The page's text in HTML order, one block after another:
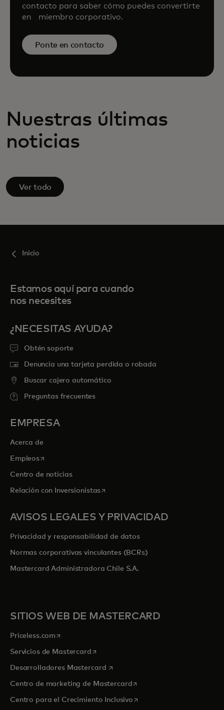
contacto para saber cómo puedes convertirte
en miembro corporativo.
Ponte en contacto
Nuestras últimas
noticias
Ver todo
Inicio
Estamos aquí para cuando
nos necesites
¿NECESITAS AYUDA?
Obtén soporte
Denuncia una tarjeta perdida o robada
Buscar cajero automático
Preguntas frecuentes
EMPRESA
Acerca de
Empleosse abre en una pestaña nueva
Centro de noticias
Relación con Inversionistasse abre en una pestaña nueva
AVISOS LEGALES Y PRIVACIDAD
Privacidad y responsabilidad de datos
Normas corporativas vinculantes (BCRs)
Mastercard Administradora Chile S.A.
SITIOS WEB DE MASTERCARD
Priceless.com se abre en una pestaña nueva
Servicios de Mastercardse abre en una pestaña nueva
Desarrolladores Mastercard se abre en una pestaña nueva
Centro de marketing de Mastercardse abre en una pestaña
Centro para el Crecimiento Inclusivose abre en una pestaña